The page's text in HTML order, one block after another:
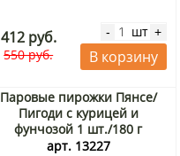
412 руб.
550 руб.
- шт +
В корзину
Паровые пирожки Пянсе/
Пигоди с курицей и
фунчозой 1 шт./180 г
арт. 13227